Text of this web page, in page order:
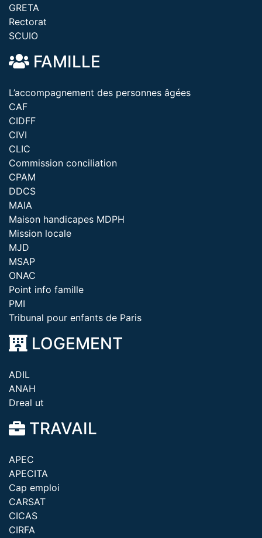
GRETA
Rectorat
SCUIO
FAMILLE
L’accompagnement des personnes âgées
CAF
CIDFF
CIVI
CLIC
Commission conciliation
CPAM
DDCS
MAIA
Maison handicapes MDPH
Mission locale
MJD
MSAP
ONAC
Point info famille
PMI
Tribunal pour enfants de Paris
LOGEMENT
ADIL
ANAH
Dreal ut
TRAVAIL
APEC
APECITA
Cap emploi
CARSAT
CICAS
CIRFA